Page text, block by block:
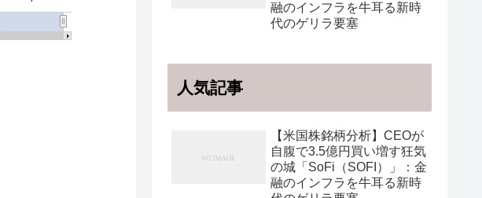
融のインフラを牛耳る新時
代のゲリラ要塞
人気記事
【米国株銘柄分析】CEOが
自腹で3.5億円買い増す狂気
の城「SoFi（SOFI）」：金
融のインフラを牛耳る新時